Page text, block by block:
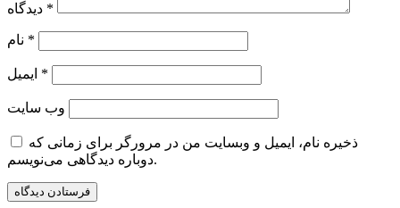
*
*
*
وب‌ سایت
ذخیره نام، ایمیل و وبسایت من در مرورگر برای زمانی که
دوباره دیدگاهی می‌نویسم.